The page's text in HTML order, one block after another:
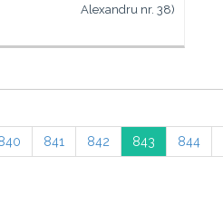
Alexandru nr. 38)
841 842 843 844